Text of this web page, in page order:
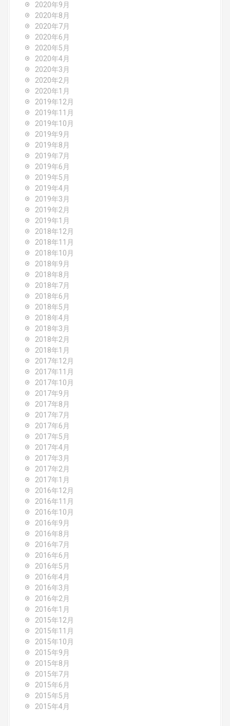
2020年9月
2020年8月
2020年7月
2020年6月
2020年5月
2020年4月
2020年3月
2020年2月
2020年1月
2019年12月
2019年11月
2019年10月
2019年9月
2019年8月
2019年7月
2019年6月
2019年5月
2019年4月
2019年3月
2019年2月
2019年1月
2018年12月
2018年11月
2018年10月
2018年9月
2018年8月
2018年7月
2018年6月
2018年5月
2018年4月
2018年3月
2018年2月
2018年1月
2017年12月
2017年11月
2017年10月
2017年9月
2017年8月
2017年7月
2017年6月
2017年5月
2017年4月
2017年3月
2017年2月
2017年1月
2016年12月
2016年11月
2016年10月
2016年9月
2016年8月
2016年7月
2016年6月
2016年5月
2016年4月
2016年3月
2016年2月
2016年1月
2015年12月
2015年11月
2015年10月
2015年9月
2015年8月
2015年7月
2015年6月
2015年5月
2015年4月